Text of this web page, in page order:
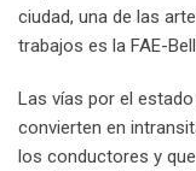
ciudad, una de las
trabajos es la FAE-
Las vías por el
convierten en
los conductores y